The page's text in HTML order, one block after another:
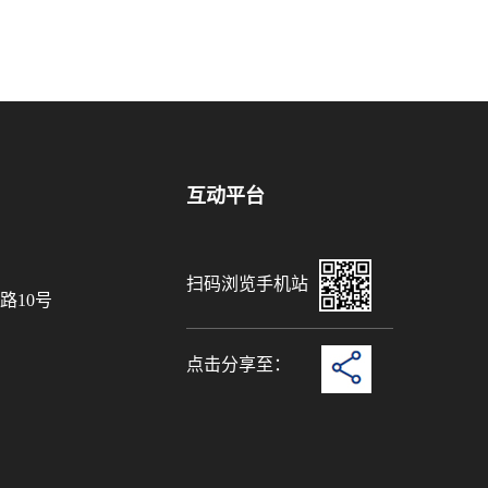
10号
互动平台
扫码浏览手机站
点击分享至：